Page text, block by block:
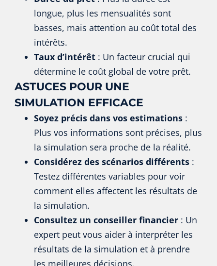
longue, plus les mensualités sont
basses, mais attention au coût total des
intérêts.
Taux d’intérêt : Un facteur crucial qui
détermine le coût global de votre prêt.
ASTUCES POUR UNE
SIMULATION EFFICACE
Soyez précis dans vos estimations :
Plus vos informations sont précises, plus
la simulation sera proche de la réalité.
Considérez des scénarios différents :
Testez différentes variables pour voir
comment elles affectent les résultats de
la simulation.
Consultez un conseiller financier : Un
expert peut vous aider à interpréter les
résultats de la simulation et à prendre
les meilleures décisions.